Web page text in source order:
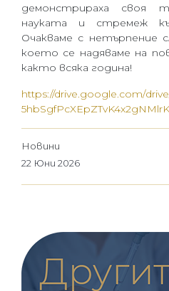
демонстрираха своя
науката и стремеж
Очакваме с нетърпение
което се надяваме на
както всяка година!
https://drive.google.com/
Новини
22 Юни 2026